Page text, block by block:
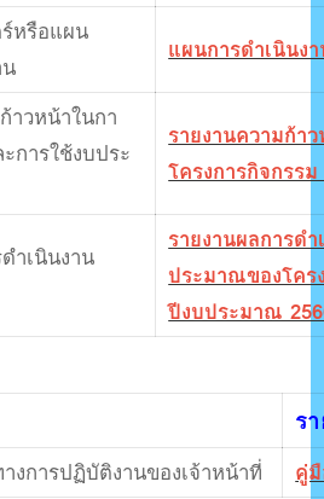
หรือแผน
แผนการดำเนินง
าวหน้าในกา
การใช้งบประ
รายงานความก้า
โครงการกิจกรร
ำเนินงาน
รายงานผลการด
ประมาณของโคร
ปีงบประมาณ
ร
งการปฏิบัติงานของเจ้าหน้าที่ คู่